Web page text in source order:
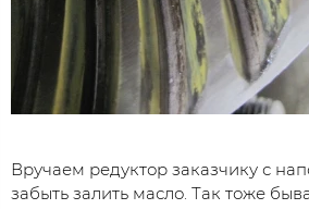
Вручаем редуктор заказчику с
забыть залить масло. Так тоже